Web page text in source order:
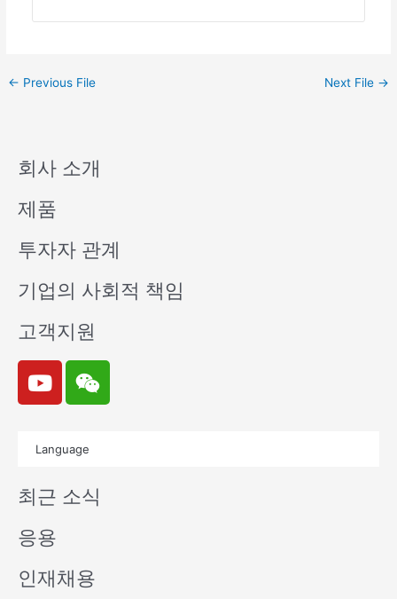
← Previous File Next File →
회사 소개
제품
투자자 관계
기업의 사회적 책임
고객지원
Y
o
u
e
W
e
i
n
Language
최근 소식
응용
인재채용